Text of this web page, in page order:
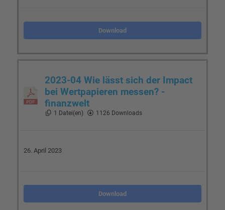
Download
2023-04 Wie lässt sich der Impact
bei Wertpapieren messen? -
finanzwelt
1 Datei(en) 1126 Downloads
26. April 2023
Download